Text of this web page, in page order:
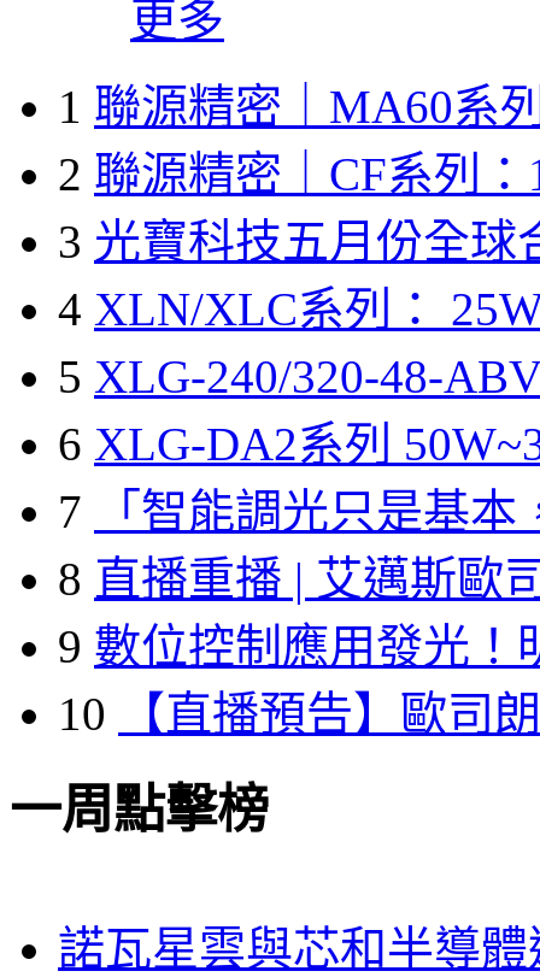
更多
1 聯源精密｜MA60系
2 聯源精密｜CF系列：
3 光寶科技五月份全球
4 XLN/XLC系列：
5 XLG-240/320-48-
6 XLG-DA2系列
7
「智能調光只是基本
8 直播重播 | 艾邁斯歐
9 數位控制應用發光！
10
【直播預告】歐司
一周點擊榜
諾瓦星雲與芯和半導